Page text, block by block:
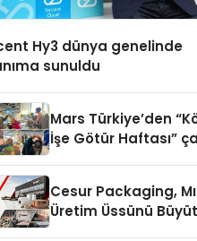
Hy3 dünya genelinde
sunuldu
Mars Türkiye’den
İşe Götür Haftası”
Cesur Packaging,
Üretim Üssünü